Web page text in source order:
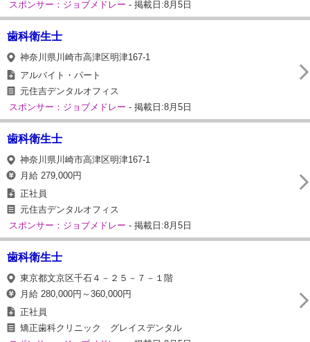
スポンサー：ジョブメドレー - 掲載日:8月5日
歯科衛生士
神奈川県川崎市高津区明津167-1
アルバイト・パート
元住吉デンタルオフィス
スポンサー：ジョブメドレー - 掲載日:8月5日
歯科衛生士
神奈川県川崎市高津区明津167-1
月給 279,000円
正社員
元住吉デンタルオフィス
スポンサー：ジョブメドレー - 掲載日:8月5日
歯科衛生士
東京都文京区千石４－２５－７－１階
月給 280,000円～360,000円
正社員
矯正歯科クリニック グレイスデンタル